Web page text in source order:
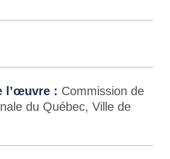
l’œuvre : Commission de
du Québec, Ville de